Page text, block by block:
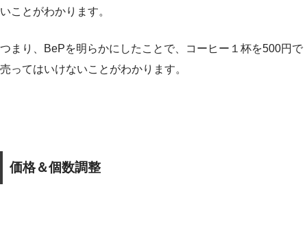
いことがわかります。
つまり、BePを明らかにしたことで、コーヒー１杯を500円で
売ってはいけないことがわかります。
価格＆個数調整